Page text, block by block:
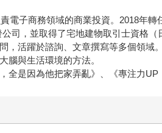
子商務領域的商業投資。2018年轉
司，並取得了宅地建物取引士資格（
活躍於諮詢、文章撰寫等多個領域
腦與生活環境的方法。
是因為他把家弄亂》、《專注力UP